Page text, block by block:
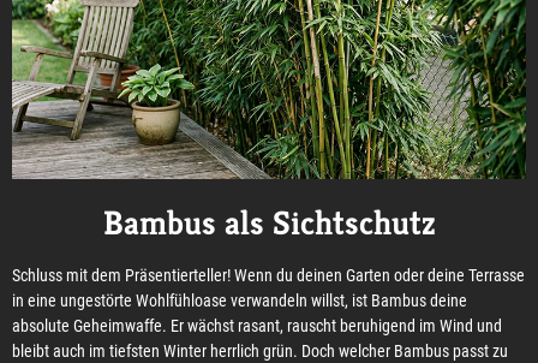
Bambus als Sichtschutz
Schluss mit dem Präsentierteller! Wenn du deinen Garten oder deine Terrasse
in eine ungestörte Wohlfühloase verwandeln willst, ist Bambus deine
absolute Geheimwaffe. Er wächst rasant, rauscht beruhigend im Wind und
bleibt auch im tiefsten Winter herrlich grün. Doch welcher Bambus passt zu